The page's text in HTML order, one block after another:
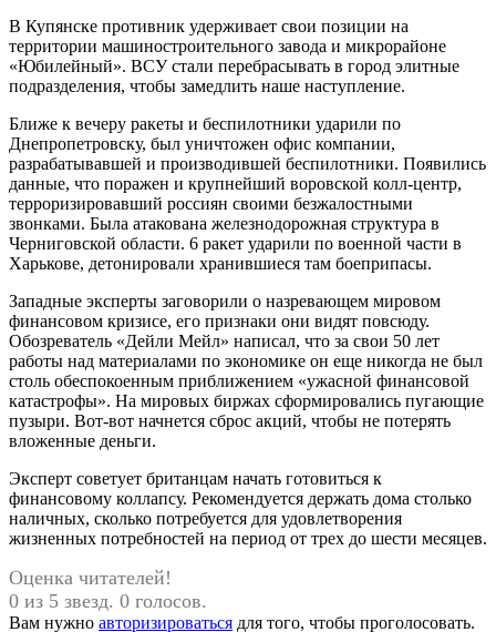
В Купянске противник удерживает свои позиции на
территории машиностроительного завода и микрорайоне
«Юбилейный». ВСУ стали перебрасывать в город элитные
подразделения, чтобы замедлить наше наступление.
Ближе к вечеру ракеты и беспилотники ударили по
Днепропетровску, был уничтожен офис компании,
разрабатывавшей и производившей беспилотники. Появились
данные, что поражен и крупнейший воровской колл-центр,
терроризировавший россиян своими безжалостными
звонками. Была атакована железнодорожная структура в
Черниговской области. 6 ракет ударили по военной части в
Харькове, детонировали хранившиеся там боеприпасы.
Западные эксперты заговорили о назревающем мировом
финансовом кризисе, его признаки они видят повсюду.
Обозреватель «Дейли Мейл» написал, что за свои 50 лет
работы над материалами по экономике он еще никогда не был
столь обеспокоенным приближением «ужасной финансовой
катастрофы». На мировых биржах сформировались пугающие
пузыри. Вот-вот начнется сброс акций, чтобы не потерять
вложенные деньги.
Эксперт советует британцам начать готовиться к
финансовому коллапсу. Рекомендуется держать дома столько
наличных, сколько потребуется для удовлетворения
жизненных потребностей на период от трех до шести месяцев.
Оценка читателей!
0 из 5 звезд. 0 голосов.
Вам нужно авторизироваться для того, чтобы проголосовать.